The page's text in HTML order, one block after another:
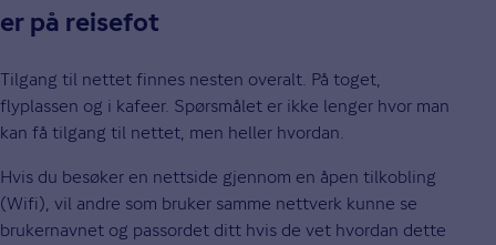
er på reisefot
Tilgang til nettet finnes nesten overalt. På toget,
flyplassen og i kafeer. Spørsmålet er ikke lenger hvor man
kan få tilgang til nettet, men heller hvordan.
Hvis du besøker en nettside gjennom en åpen tilkobling
(Wifi), vil andre som bruker samme nettverk kunne se
brukernavnet og passordet ditt hvis de vet hvordan dette